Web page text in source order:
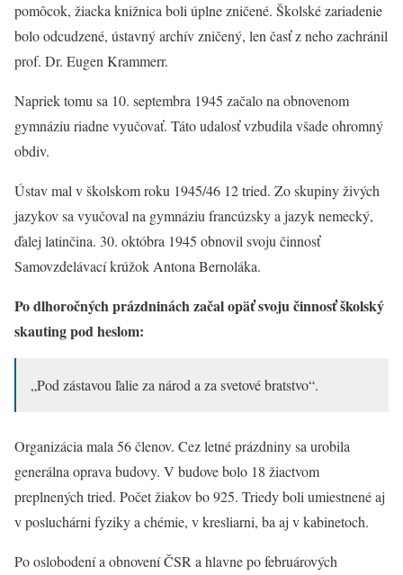
pomôcok, žiacka knižnica boli úplne zničené. Školské zariadenie
bolo odcudzené, ústavný archív zničený, len časť z neho zachránil
prof. Dr. Eugen Krammerr.
Napriek tomu sa 10. septembra 1945 začalo na obnovenom
gymnáziu riadne vyučovať. Táto udalosť vzbudila všade ohromný
obdiv.
Ústav mal v školskom roku 1945/46 12 tried. Zo skupiny živých
jazykov sa vyučoval na gymnáziu francúzsky a jazyk nemecký,
ďalej latinčina. 30. októbra 1945 obnovil svoju činnosť
Samovzdelávací krúžok Antona Bernoláka.
Po dlhoročných prázdninách začal opäť svoju činnosť školský
skauting pod heslom:
„Pod zástavou ľalie za národ a za svetové bratstvo“.
Organizácia mala 56 členov. Cez letné prázdniny sa urobila
generálna oprava budovy. V budove bolo 18 žiactvom
preplnených tried. Počet žiakov bo 925. Triedy boli umiestnené aj
v posluchárni fyziky a chémie, v kresliarni, ba aj v kabinetoch.
Po oslobodení a obnovení ČSR a hlavne po februárových